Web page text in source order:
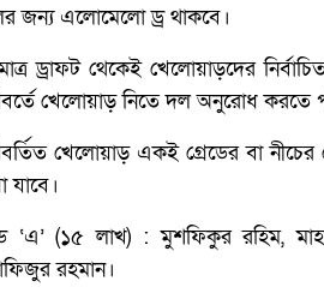
জন্য এলোমেলো ড্র থাকবে।
ড্রাফট থেকেই খেলোয়াড়দের
খেলোয়াড় নিতে দল অনুরোধ করতে
খেলোয়াড় একই গ্রেডের বা
যাবে।
‘এ’ (১৫ লাখ) : মুশফিকুর রহিম,
রহমান।